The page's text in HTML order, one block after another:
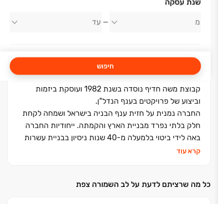
שנת עסקה
חיפוש
משה חדיף
קבוצת משה חדיף נוסדה בשנת 1982 ועוסקת ביזמות
וביצוע של פרויקטים בענף הנדל"ן.
החברה נמנית על חזית ענף הבניה בישראל ושמחה לקחת
חלק בלתי נפרד מבניית הארץ והקמתה. ייחודיות החברה
באה לידי ביטוי בלמעלה מ-40 שנות ניסיון בבניית עשרות
אלפי יחידות דיור לעשרות אלפי משפחות ברחבי הארץ.
היצירתית ליצירת סביבת מגורים מושלמת. הדבר בא לידי
קרא עוד
כל מה שרציתם לדעת על לב השמורה צפת